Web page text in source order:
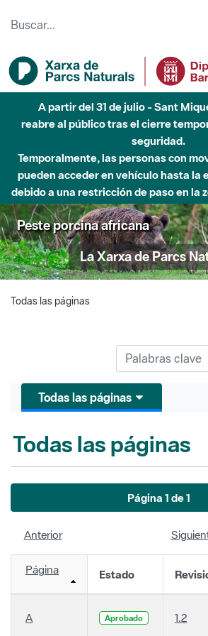
A partir del 31 de julio - Sant
reabre al público tras el cierre
seguridad.
Temporalmente, las personas con
pueden acceder en vehículo hasta la
debido a una restricción de paso en la
Peste porcina africana
La Xarxa de Parcs
Todas las páginas
Todas las páginas
Todas las páginas
Página 1 de 1
Anterior
Página Estado
A Aprobado 1.2